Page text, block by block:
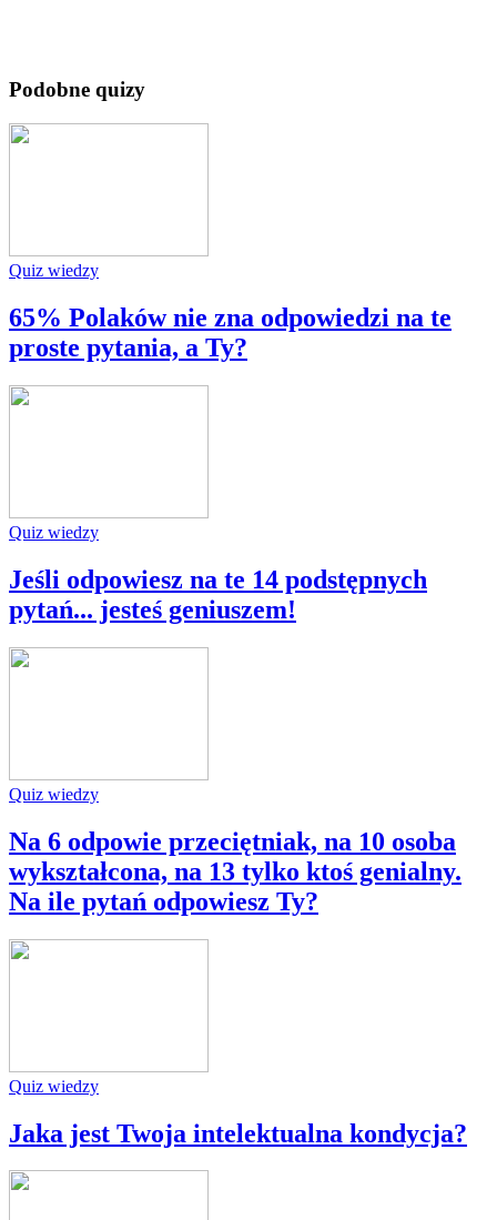
Podobne quizy
Quiz wiedzy
65% Polaków nie zna odpowiedzi na te
proste pytania, a Ty?
Quiz wiedzy
Jeśli odpowiesz na te 14 podstępnych
pytań... jesteś geniuszem!
Quiz wiedzy
Na 6 odpowie przeciętniak, na 10 osoba
wykształcona, na 13 tylko ktoś genialny.
Na ile pytań odpowiesz Ty?
Quiz wiedzy
Jaka jest Twoja intelektualna kondycja?